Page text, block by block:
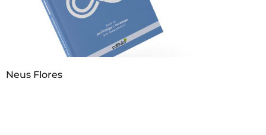
Neus Flores